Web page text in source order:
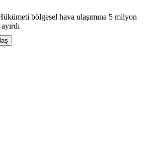
bölgesel hava ulaşımına 5 milyon